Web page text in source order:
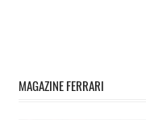
MAGAZINE FERRARI